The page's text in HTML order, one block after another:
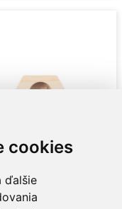
cookies
ďalšie